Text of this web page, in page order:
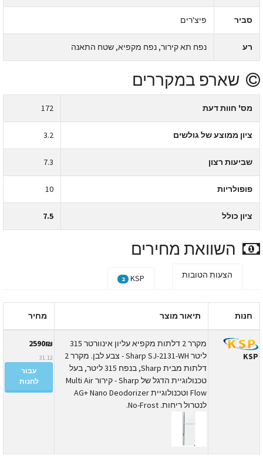
סביר פיצ'רים
רע נפח תא קירור, נפח מקפיא, שטח התאנה
שארפ במקררים
מס' חוות דעת 172
ציון ממוצע של גולשים 3.2
שביעות רצון 7.3
פופולריות 10
ציון כולל 7.5
השוואת מחירים
הצעות הטובות KSP
2
חנות תיאור מוצר מחיר
מקרר 2 דלתות מקפיא עליון אינוורטר 315
ליטר Sharp SJ-2131-WH - צבע לבן. מקרר 2
דלתות מבית Sharp, בנפח 315 ליטר, בעל
טכנולוגיית הדגל של Sharp - קירור Multi Air
Flow וטכנולוגיית AG+ Nano Deodorizer
לנטרול ריחות. No-Frost.
2590₪
31.12
עבור
לחנות